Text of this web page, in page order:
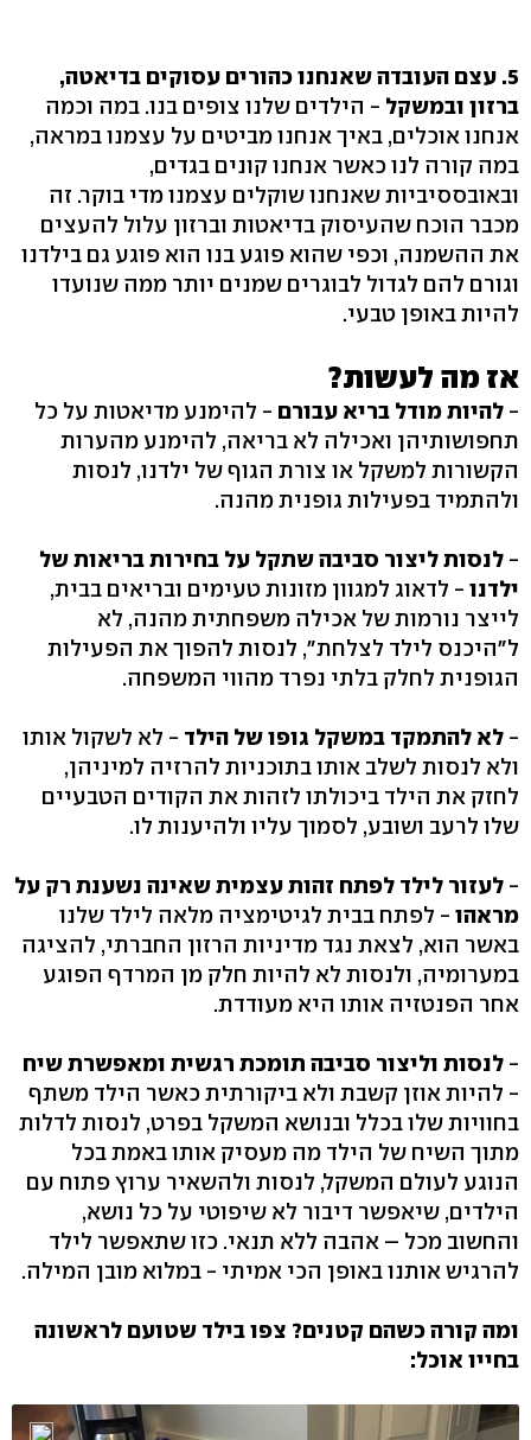
5. עצם העובדה שאנחנו כהורים עסוקים בדיאטה,
ברזון ובמשקל - הילדים שלנו צופים בנו. במה וכמה
אנחנו אוכלים, באיך אנחנו מביטים על עצמנו במראה,
במה קורה לנו כאשר אנחנו קונים בגדים,
ובאובססיביות שאנחנו שוקלים עצמנו מדי בוקר. זה
מכבר הוכח שהעיסוק בדיאטות וברזון עלול להעצים
את ההשמנה, וכפי שהוא פוגע בנו הוא פוגע גם בילדנו
וגורם להם לגדול לבוגרים שמנים יותר ממה שנועדו
להיות באופן טבעי.
אז מה לעשות?
- להיות מודל בריא עבורם - להימנע מדיאטות על כל
תחפושותיהן ואכילה לא בריאה, להימנע מהערות
הקשורות למשקל או צורת הגוף של ילדנו, לנסות
ולהתמיד בפעילות גופנית מהנה.
- לנסות ליצור סביבה שתקל על בחירות בריאות של
ילדנו - לדאוג למגוון מזונות טעימים ובריאים בבית,
לייצר נורמות של אכילה משפחתית מהנה, לא
ל"היכנס לילד לצלחת", לנסות להפוך את הפעילות
הגופנית לחלק בלתי נפרד מהווי המשפחה.
- לא להתמקד במשקל גופו של הילד - לא לשקול אותו
ולא לנסות לשלב אותו בתוכניות להרזיה למיניהן,
לחזק את הילד ביכולתו לזהות את הקודים הטבעיים
שלו לרעב ושובע, לסמוך עליו ולהיענות לו.
- לעזור לילד לפתח זהות עצמית שאינה נשענת רק על
מראהו - לפתח בבית לגיטימציה מלאה לילד שלנו
באשר הוא, לצאת נגד מדיניות הרזון החברתי, להציגה
במערומיה, ולנסות לא להיות חלק מן המרדף הפוגע
אחר הפנטזיה אותו היא מעודדת.
- לנסות וליצור סביבה תומכת רגשית ומאפשרת שיח
- להיות אוזן קשבת ולא ביקורתית כאשר הילד משתף
בחוויות שלו בכלל ובנושא המשקל בפרט, לנסות לדלות
מתוך השיח של הילד מה מעסיק אותו באמת בכל
הנוגע לעולם המשקל, לנסות ולהשאיר ערוץ פתוח עם
הילדים, שיאפשר דיבור לא שיפוטי על כל נושא,
והחשוב מכל – אהבה ללא תנאי. כזו שתאפשר לילד
להרגיש אותנו באופן הכי אמיתי - במלוא מובן המילה.
ומה קורה כשהם קטנים? צפו בילד שטועם לראשונה
בחייו אוכל: